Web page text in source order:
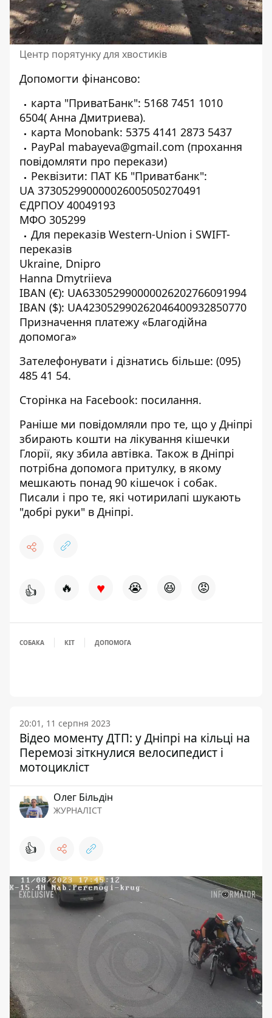
Центр порятунку для хвостиків
Допомогти фінансово:
карта "ПриватБанк": 5168 7451 1010
6504( Анна Дмитриева).
карта Monobank: 5375 4141 2873 5437
PayPal mabayeva@gmail.com (прохання
повідомляти про перекази)
Реквізити: ПАТ КБ "Приватбанк":
UA 373052990000026005050270491
ЄДРПОУ 40049193
МФО 305299
Для переказів Western-Union і SWIFT-
переказів
Ukraine, Dnipro
Hanna Dmytriieva
IBAN (€): UA633052990000026202766091994
IBAN ($): UA423052990262046400932850770
Призначення платежу «Благодійна
допомога»
Зателефонувати і дізнатись більше: (095)
485 41 54.
Сторінка на Facebook: посилання.
Раніше ми повідомляли про те, що у Дніпрі
збирають кошти на лікування кішечки
Глорії, яку збила автівка. Також в Дніпрі
потрібна допомога притулку, в якому
мешкають понад 90 кішечок і собак.
Писали і про те, які чотирилапі шукають
"добрі руки" в Дніпрі.
👍 🔥 ♥ 😭 😆 😡
СОБАКА КІТ ДОПОМОГА
20:01, 11 серпня 2023
Відео моменту ДТП: у Дніпрі на кільці на
Перемозі зіткнулися велосипедист і
мотоцикліст
Олег Більдін
ЖУРНАЛІСТ
👍